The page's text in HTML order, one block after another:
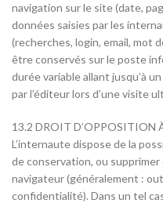
navigation sur le site (date,
données saisies par les
(recherches, login, email, mot
être conservés sur le poste
durée variable allant jusqu’à
par l’éditeur lors d’une visite
13.2 DROIT D’OPPOSITION
L’internaute dispose de la
de conservation, ou supprimer
navigateur (généralement :
confidentialité). Dans un tel